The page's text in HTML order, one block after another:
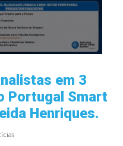
em 3
Portugal Smart
Henriques.